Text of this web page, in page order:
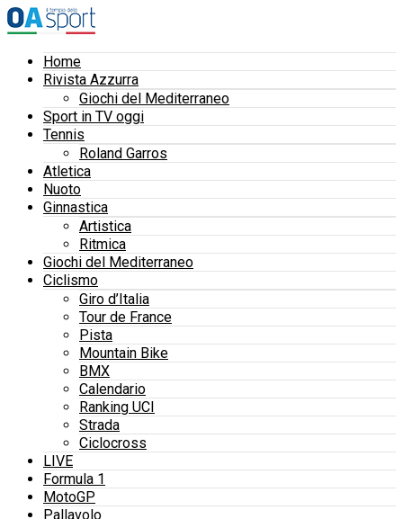
Home
Rivista Azzurra
Giochi del Mediterraneo
Sport in TV oggi
Tennis
Roland Garros
Atletica
Nuoto
Ginnastica
Artistica
Ritmica
Giochi del Mediterraneo
Ciclismo
Giro d’Italia
Tour de France
Pista
Mountain Bike
BMX
Calendario
Ranking UCI
Strada
Ciclocross
LIVE
Formula 1
MotoGP
Pallavolo